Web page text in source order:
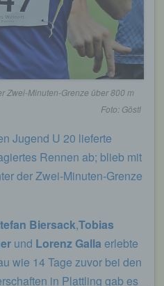
Zwei-Minuten-Grenze über 800 m
Göstl
Jugend U 20 lieferte
Rennen ab; blieb mit
der Zwei-Minuten-Grenze
Biersack,Tobias
und Lorenz Galla erlebte
wie 14 Tage zuvor bei den
in Plattling gab es